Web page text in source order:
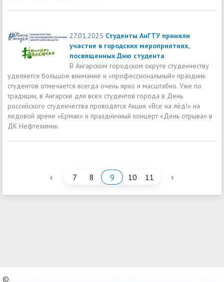
27.01.2025 Студенты АнГТУ приняли
участие в городских мероприятиях,
посвященных Дню студента
В Ангарском городском округе студенчеству
уделяется большое внимание и «профессиональный» праздник
студентов отмечается всегда очень ярко и масштабно. Уже по
традиции, в Ангарске для всех студентов города в День
российского студенчества проводятся Акция «Все на лёд!» на
ледовой арене «Ермак» и праздничный концерт «День отрыва» в
ДК Нефтехимик.
‹ 7 8 9 10 11 ›
©